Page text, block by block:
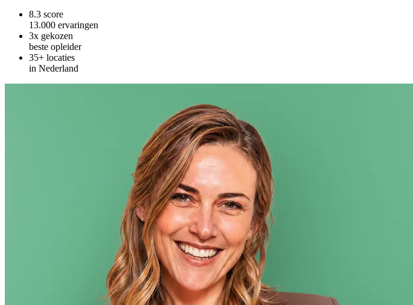
8.3 score
13.000 ervaringen
3x gekozen
beste opleider
35+ locaties
in Nederland